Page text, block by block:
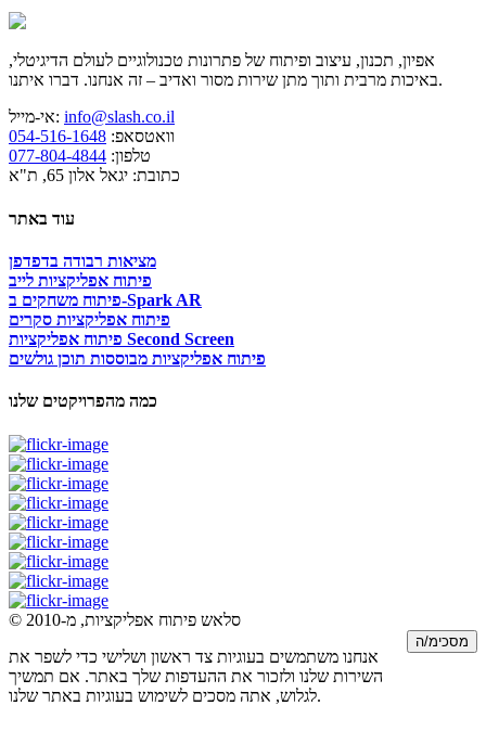
אפיון, תכנון, עיצוב ופיתוח של פתרונות טכנולוגיים לעולם הדיגיטלי,
באיכות מרבית ותוך מתן שירות מסור ואדיב – זה אנחנו. דברו איתנו.
אי-מייל: info@slash.co.il
וואטסאפ: 054-516-1648
טלפון: 077-804-4844
כתובת: יגאל אלון 65, ת"א
עוד באתר
מציאות רבודה בדפדפן
פיתוח אפליקציות לייב
פיתוח משחקים ב-Spark AR
פיתוח אפליקציות סקרים
פיתוח אפליקציות Second Screen
פיתוח אפליקציות מבוססות תוכן גולשים
כמה מהפרויקטים שלנו
© סלאש פיתוח אפליקציות, מ-2010
אנחנו משתמשים בעוגיות צד ראשון ושלישי כדי לשפר את
השירות שלנו ולזכור את ההעדפות שלך באתר. אם תמשיך
לגלוש, אתה מסכים לשימוש בעוגיות באתר שלנו.
מסכימ/ה